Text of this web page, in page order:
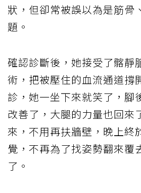
狀，但卻常被誤以為是筋骨
題。
確認診斷後，她接受了髂靜
術，把被壓住的血流通道撐
診，她一坐下來就笑了，腳
改善了，大腿的力量也回來
來，不用再扶牆壁，晚上終
覺，不再為了找姿勢翻來覆
了。